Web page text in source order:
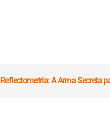
Reflectometria: A Arma Secreta